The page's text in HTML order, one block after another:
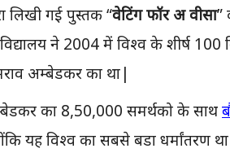
लिखी गई पुस्तक “वेटिंग फॉर अ वीसा”
ने 2004 में विश्व के शीर्ष
अम्बेडकर का था|
का 8,50,000 समर्थको के साथ
यह विश्व का सबसे बडा धर्मांतरण